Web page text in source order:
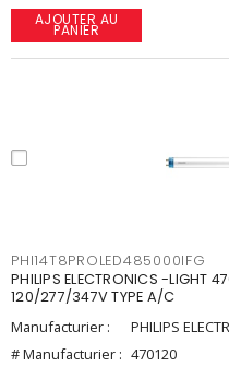
AJOUTER AU
PANIER
PHI14T8PROLED485000IFG
PHILIPS ELECTRONICS -LIGHT
120/277/347V TYPE A/C
Manufacturier :
PHILIPS
# Manufacturier : 470120